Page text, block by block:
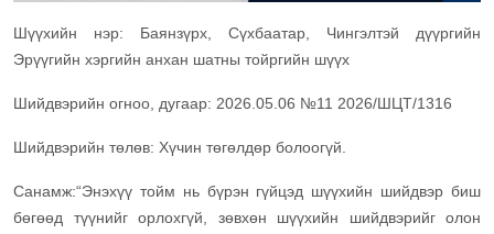
Шүүхийн нэр: Баянзүрх, Сүхбаатар, Чингэлтэй дүүргийн
Эрүүгийн хэргийн анхан шатны тойргийн шүүх
Шийдвэрийн огноо, дугаар: 2026.05.06 №11 2026/ШЦТ/1316
Шийдвэрийн төлөв: Хүчин төгөлдөр болоогүй.
Санамж:“Энэхүү тойм нь бүрэн гүйцэд шүүхийн шийдвэр биш
бөгөөд түүнийг орлохгүй, зөвхөн шүүхийн шийдвэрийг олон